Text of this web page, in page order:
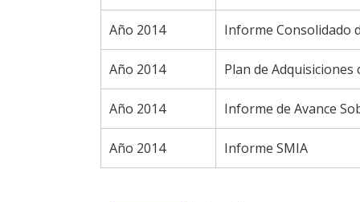
Año 2014 Informe Consolidado
Año 2014 Plan de Adquisiciones
Año 2014 Informe de Avance
Año 2014 Informe SMIA